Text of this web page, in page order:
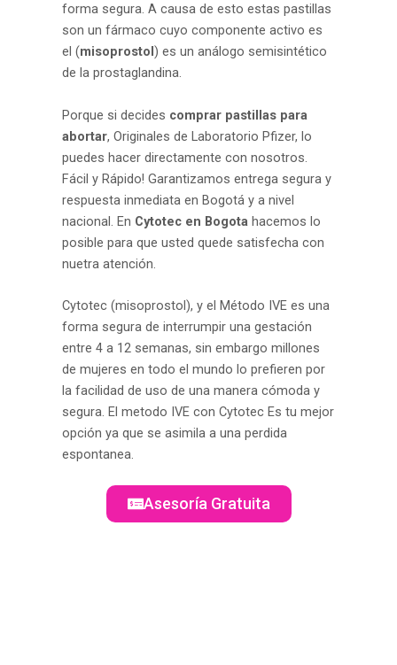
forma segura. A causa de esto estas pastillas
son un fármaco cuyo componente activo es
el (misoprostol) es un análogo semisintético
de la prostaglandina.
Porque si decides comprar pastillas para
abortar, Originales de Laboratorio Pfizer, lo
puedes hacer directamente con nosotros.
Fácil y Rápido! Garantizamos entrega segura y
respuesta inmediata en Bogotá y a nivel
nacional. En Cytotec en Bogota hacemos lo
posible para que usted quede satisfecha con
nuetra atención.
Cytotec (misoprostol), y el Método IVE es una
forma segura de interrumpir una gestación
entre 4 a 12 semanas, sin embargo millones
de mujeres en todo el mundo lo prefieren por
la facilidad de uso de una manera cómoda y
segura. El metodo IVE con Cytotec Es tu mejor
opción ya que se asimila a una perdida
espontanea.
Asesoría Gratuita